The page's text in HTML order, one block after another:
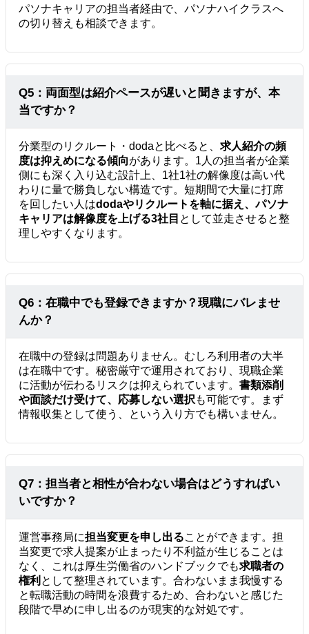
パソナキャリアの担当者経由で、パソナハイクラスへ
の切り替えも相談できます。
Q5：両面型は紹介ペースが遅いと聞きますが、本
当ですか？
分業型のリクルート・dodaと比べると、 求人紹介の頻
度は抑えめになる傾向があります。1人の担当者が企業
側にも深く入り込む設計上、1社1社の解像度は高い代
わりに量で勝負しない構造です。短期間で大量に打席
を回したい人はdodaやリクルートを軸に据え、パソナ
キャリアは解像度を上げる3社目 として並走させると整
理しやすくなります。
Q6：在職中でも登録できますか？現職にバレませ
んか？
在職中の登録は問題ありません。むしろ利用者の大半
は在職中です。秘密厳守で運用されており、現職企業
に活動が伝わるリスクは抑えられています。 書類添削
や面談だけ受けて、応募しない選択 も可能です。まず
情報収集として使う、という入り方でも構いません。
Q7：担当者と相性が合わない場合はどうすればい
いですか？
運営事務局に担当変更を申し出ることができます。担
当変更で求人提案が止まったり不利益が生じることは
なく、これは厚生労働省のハンドブックでも求職者の
権利 として整理されています。合わないまま我慢する
と転職活動の時間を浪費するため、合わないと感じた
段階で早めに申し出るのが現実的な対処です。